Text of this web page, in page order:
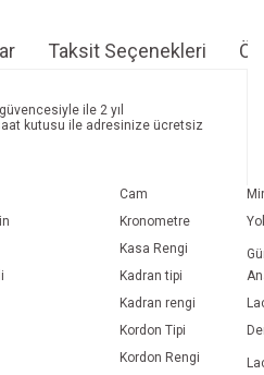
Taksit Seçenekleri
ile 2 yıl
kutusu ile adresinize ücretsiz
Cam
Kronometre
Kasa Rengi
Kadran tipi
Kadran rengi
Kordon Tipi
Kordon Rengi